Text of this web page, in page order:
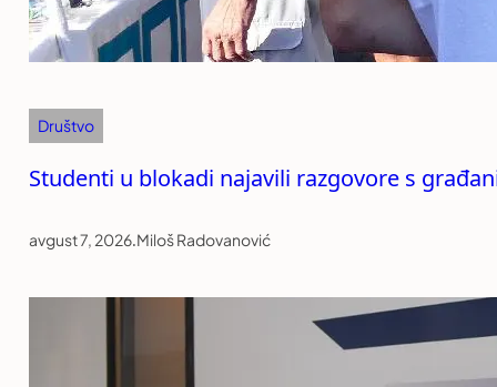
Društvo
Studenti u blokadi najavili razgovore s
avgust 7, 2026.Miloš Radovanović